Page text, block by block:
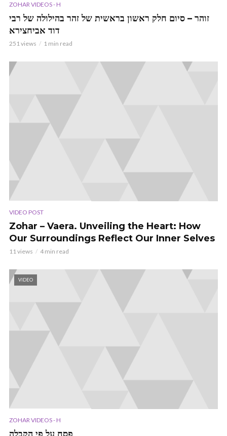
ZOHAR VIDEOS - H
זוהר – סיום חלק ראשון בראשית של זהר בהילולה של רבי
דוד אביחצירא
251 views 1 min read
VIDEO POST
Zohar – Vaera. Unveiling the Heart: How
Our Surroundings Reflect Our Inner Selves
11 views 4 min read
VIDEO
ZOHAR VIDEOS - H